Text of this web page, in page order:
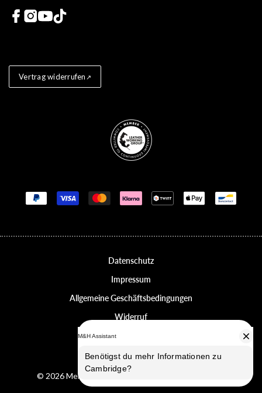
Links zu sozialen Netzwerken
Vertrag widerrufen
Zahlungsmethoden
Datenschutz
Impressum
Allgemeine Geschäftsbedingungen
Widerruf
Erklärung zur Barrierefreiheit
Datenschutz-Einstellungen
© 2026 Melvin & Hamilton, alle Rechte vorbehalten.